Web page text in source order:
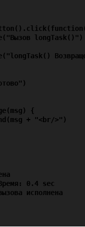
longTask()")
{
+ "<br/>")
0.4 sec
исполнена